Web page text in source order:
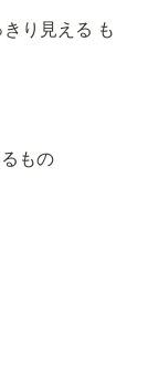
り見える も
もの